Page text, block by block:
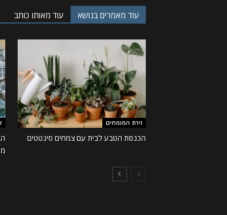
עוד מאמרים בנושא עוד מאותו כותב
זירת המומחים
הכנסת הטבע לבית עם צמחים סינטטים